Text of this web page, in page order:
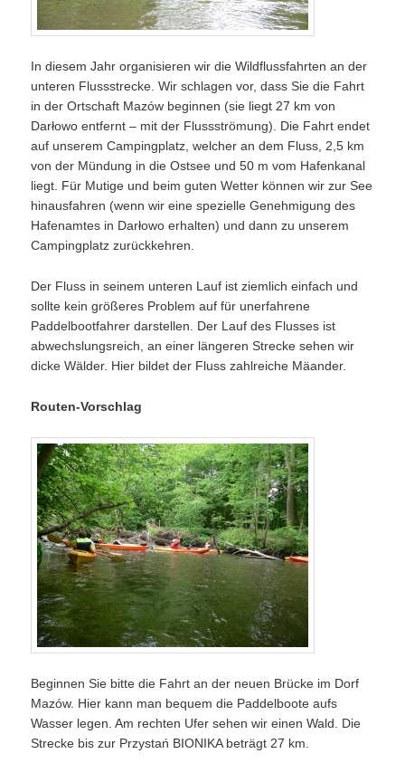
In diesem Jahr organisieren wir die Wildflussfahrten an der
unteren Flussstrecke. Wir schlagen vor, dass Sie die Fahrt
in der Ortschaft Mazów beginnen (sie liegt 27 km von
Darłowo entfernt – mit der Flussströmung). Die Fahrt endet
auf unserem Campingplatz, welcher an dem Fluss, 2,5 km
von der Mündung in die Ostsee und 50 m vom Hafenkanal
liegt. Für Mutige und beim guten Wetter können wir zur See
hinausfahren (wenn wir eine spezielle Genehmigung des
Hafenamtes in Darłowo erhalten) und dann zu unserem
Campingplatz zurückkehren.
Der Fluss in seinem unteren Lauf ist ziemlich einfach und
sollte kein größeres Problem auf für unerfahrene
Paddelbootfahrer darstellen. Der Lauf des Flusses ist
abwechslungsreich, an einer längeren Strecke sehen wir
dicke Wälder. Hier bildet der Fluss zahlreiche Mäander.
Routen-Vorschlag
Beginnen Sie bitte die Fahrt an der neuen Brücke im Dorf
Mazów. Hier kann man bequem die Paddelboote aufs
Wasser legen. Am rechten Ufer sehen wir einen Wald. Die
Strecke bis zur Przystań BIONIKA beträgt 27 km.